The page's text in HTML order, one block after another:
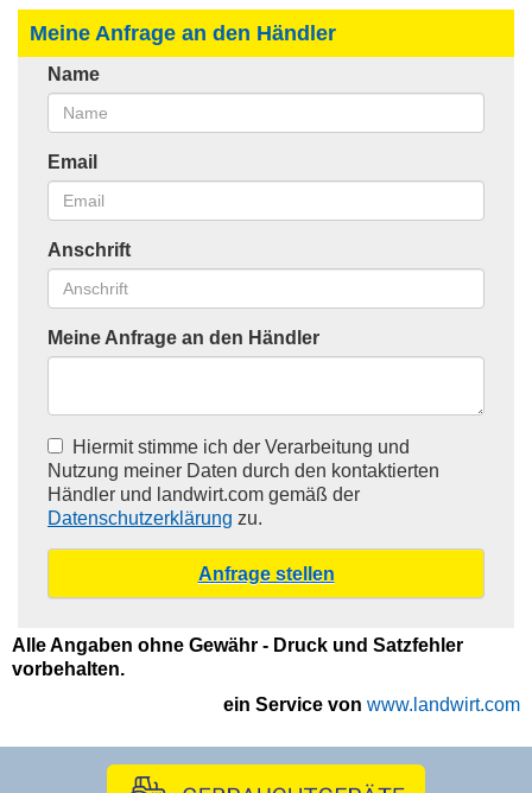
Meine Anfrage an den Händler
Name
Email
Anschrift
Meine Anfrage an den Händler
Hiermit stimme ich der Verarbeitung und
Nutzung meiner Daten durch den kontaktierten
Händler und landwirt.com gemäß der
Datenschutzerklärung zu.
Alle Angaben ohne Gewähr - Druck und Satzfehler
vorbehalten.
ein Service von www.landwirt.com